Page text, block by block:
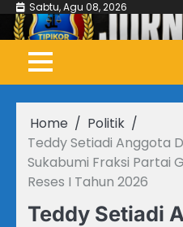
Skip
content
Sabtu, Agu 08, 2026
Home
Politik
Teddy Setiadi Anggota
Sukabumi Fraksi Partai
Reses I Tahun 2026
Teddy Setiadi